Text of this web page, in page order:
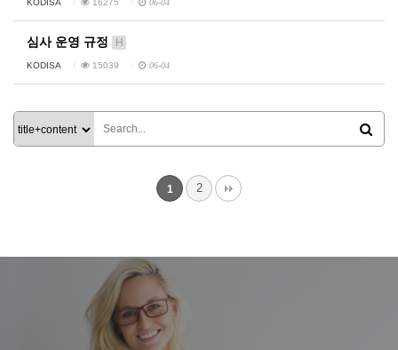
심사 운영 규정 H
KODISA 15039 06-04
1 2